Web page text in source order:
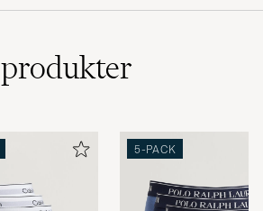
produkter
5-PACK